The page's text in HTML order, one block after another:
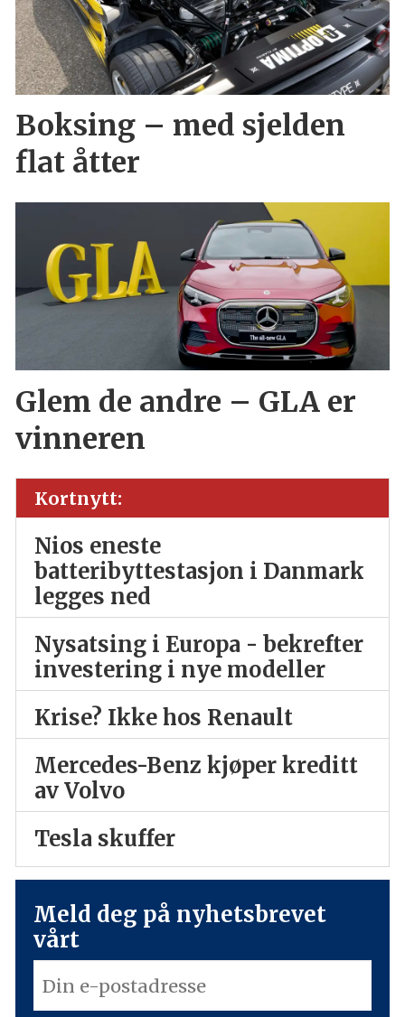
Boksing – med sjelden
flat åtter
Glem de andre – GLA er
vinneren
Kortnytt:
Nios eneste
batteribyttestasjon i Danmark
legges ned
Nysatsing i Europa - bekrefter
investering i nye modeller
Krise? Ikke hos Renault
Mercedes-Benz kjøper kreditt
av Volvo
Tesla skuffer
Meld deg på nyhetsbrevet
vårt